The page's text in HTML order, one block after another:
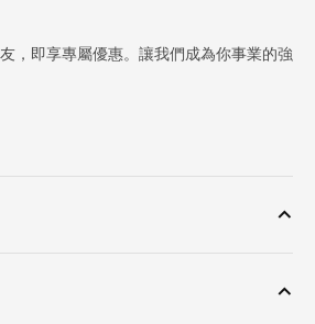
，即享專屬優惠。讓我們成為你事業的強